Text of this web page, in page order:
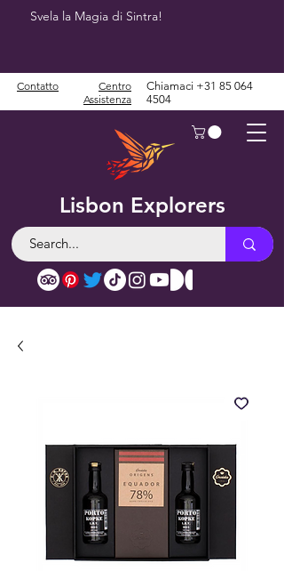
Svela la Magia di Sintra!
Lisbon Explorers
Contatto
Centro
Assistenza
Chiamaci +31 85 064
4504